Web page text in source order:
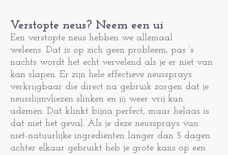
Verstopte neus? Neem een ui
Een verstopte neus hebben we allemaal
weleens. Dat is op zich geen probleem, pas ‘s
nachts wordt het echt vervelend als je er niet van
kan slapen. Er zijn hele effectieve neussprays
verkrijgbaar die direct na gebruik zorgen dat je
neusslijmvliezen slinken en jij weer vrij kan
ademen. Dat klinkt bijna perfect, maar helaas is
dat niet het geval. Als je deze neussprays van
niet-natuurlijke ingrediënten langer dan 5 dagen
achter elkaar gebruikt heb je grote kans op een